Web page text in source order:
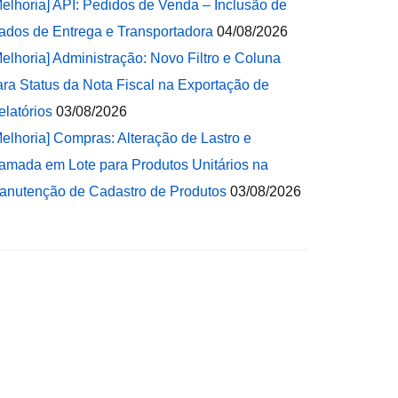
API: Pedidos de Venda – Inclusão de
de Entrega e Transportadora 04/08/2026
Administração: Novo Filtro e Coluna
Status da Nota Fiscal na Exportação de
03/08/2026
Compras: Alteração de Lastro e
em Lote para Produtos Unitários na
de Cadastro de Produtos 03/08/2026